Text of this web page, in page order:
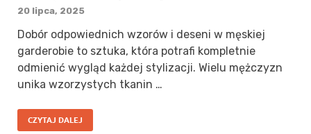
20 lipca, 2025
Dobór odpowiednich wzorów i deseni w męskiej
garderobie to sztuka, która potrafi kompletnie
odmienić wygląd każdej stylizacji. Wielu mężczyzn
unika wzorzystych tkanin …
CZYTAJ DALEJ